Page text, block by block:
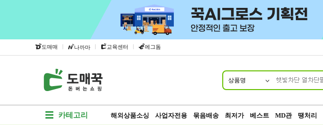
도매매 | 나까마 | 교육센터 | 에그돔
상품명
카테고리 해외상품소싱 사업자전용 묶음배송 최저가 베스트 MD관 땡처리